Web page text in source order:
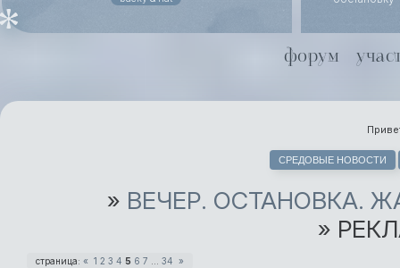
даже не
форум
СРЕДОВЫЕ НОВОСТИ
» ВЕЧЕР. ОСТАНОВКА.
»
страница: « 1 2 3 4 5 6 7 34 »